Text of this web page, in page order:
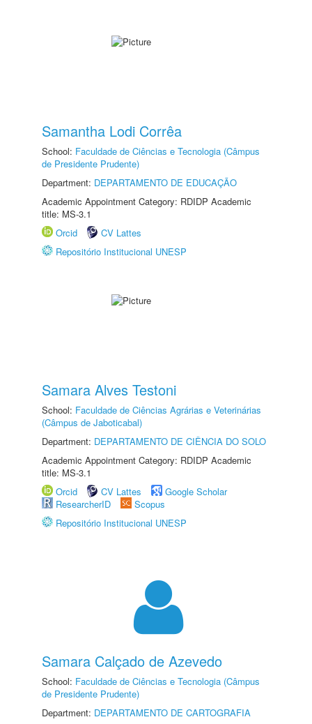
Samantha Lodi Corrêa
School: Faculdade de Ciências e Tecnologia (Câmpus
de Presidente Prudente)
Department: DEPARTAMENTO DE EDUCAÇÃO
Academic Appointment Category: RDIDP Academic
title: MS-3.1
Orcid
CV Lattes
Repositório Institucional UNESP
Samara Alves Testoni
School: Faculdade de Ciências Agrárias e Veterinárias
(Câmpus de Jaboticabal)
Department: DEPARTAMENTO DE CIÊNCIA DO SOLO
Academic Appointment Category: RDIDP Academic
title: MS-3.1
Orcid
CV Lattes
Google Scholar
ResearcherID
Scopus
Repositório Institucional UNESP
Samara Calçado de Azevedo
School: Faculdade de Ciências e Tecnologia (Câmpus
de Presidente Prudente)
Department: DEPARTAMENTO DE CARTOGRAFIA